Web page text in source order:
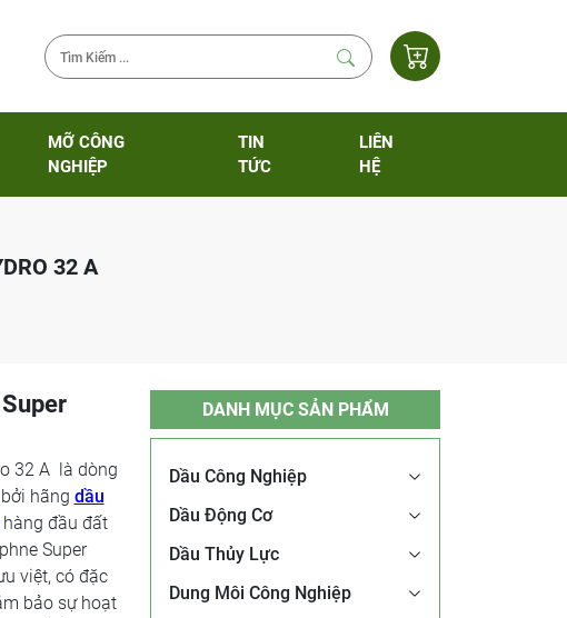
MỠ CÔNG
NGHIỆP
TIN
TỨC
LIÊN
HỆ
32 A
32 A là dòng
hãng dầu
đầu đất
Super
việt, có đặc
bảo sự hoạt
DANH MỤC SẢN PHẨM
Dầu Công Nghiệp
Dầu Động Cơ
Dầu Thủy Lực
Dung Môi Công Nghiệp